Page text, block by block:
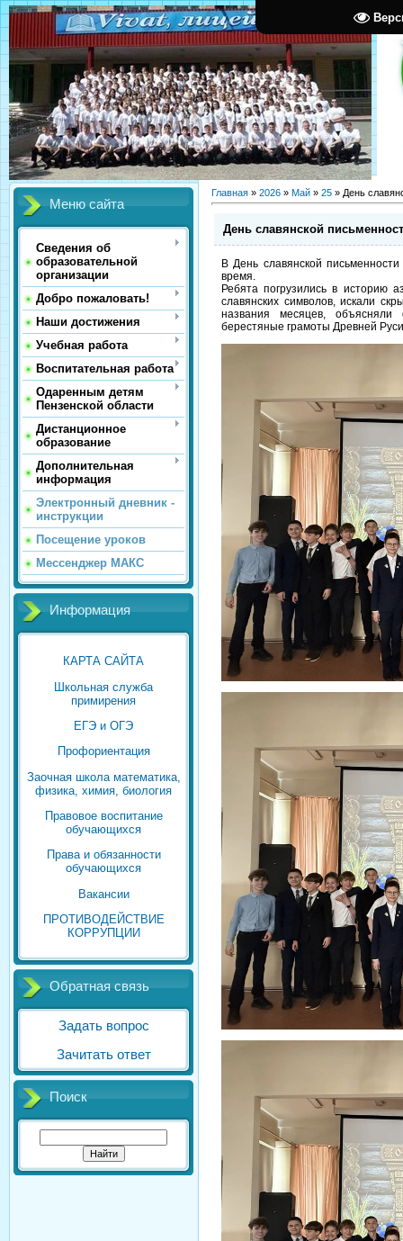
Меню сайта
Сведения об
образовательной
организации
Добро пожаловать!
Наши достижения
Учебная работа
Воспитательная работа
Одаренным детям
Пензенской области
Дистанционное
образование
Дополнительная
информация
Электронный дневник -
инструкции
Посещение уроков
Мессенджер МАКС
Информация
КАРТА САЙТА
Школьная служба
примирения
ЕГЭ и ОГЭ
Профориентация
Заочная школа математика,
физика, химия, биология
Правовое воспитание
обучающихся
Права и обязанности
обучающихся
Вакансии
ПРОТИВОДЕЙСТВИЕ
КОРРУПЦИИ
Обратная связь
Задать вопрос
Зачитать ответ
Поиск
Главная » 2026 » Май » 25 » День
День славянской
В День славянской
время.
Ребята погрузились в историю
славянских символов, искали
названия месяцев, объясняли
берестяные грамоты Древней